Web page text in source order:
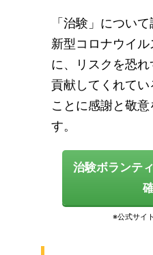
「治験」につい
新型コロナウイ
に、リスクを恐
貢献してくれて
ことに感謝と敬
す。
治験ボランテ